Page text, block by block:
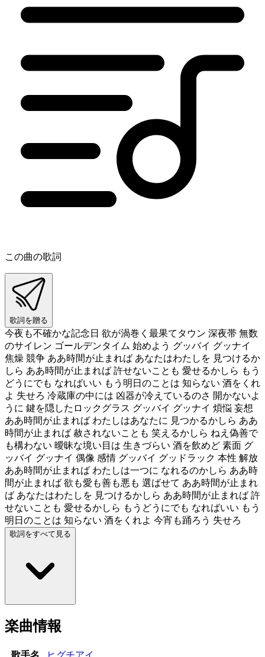
この曲の歌詞
歌詞を贈る
今夜も不確かな記念日 欲が渦巻く最果てタウン 深夜帯 無数
のサイレン ゴールデンタイム 始めよう グッバイ グッナイ
焦燥 競争 ああ時間が止まれば あなたはわたしを 見つけるか
しら ああ時間が止まれば 許せないことも 愛せるかしら もう
どうにでも なればいい もう明日のことは 知らない 酒をくれ
よ 失せろ 冷蔵庫の中には 凶器が冷えているのさ 開かないよ
うに 鍵を隠したロックグラス グッバイ グッナイ 煩悩 妄想
ああ時間が止まれば わたしはあなたに 見つかるかしら ああ
時間が止まれば 赦されないことも 笑えるかしら ねえ偽善で
も構わない 曖昧な境い目は 生きづらい 酒を飲めど 素面 グ
ッバイ グッナイ 偶像 感情 グッバイ グッドラック 本性 解放
ああ時間が止まれば わたしは一つに なれるのかしら ああ時
間が止まれば 欲も愛も善も悪も 選ばせて ああ時間が止まれ
ば あなたはわたしを 見つけるかしら ああ時間が止まれば 許
せないことも 愛せるかしら もうどうにでも なればいい もう
明日のことは 知らない 酒をくれよ 今宵も踊ろう 失せろ
歌詞をすべて見る
楽曲情報
歌手名 ヒグチアイ